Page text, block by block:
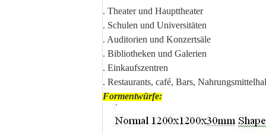
. Theater und Haupttheater
. Schulen und Universitäten
. Auditorien und Konzertsäle
. Bibliotheken und Galerien
. Einkaufszentren
. Restaurants, café, Bars,
Formentwürfe: